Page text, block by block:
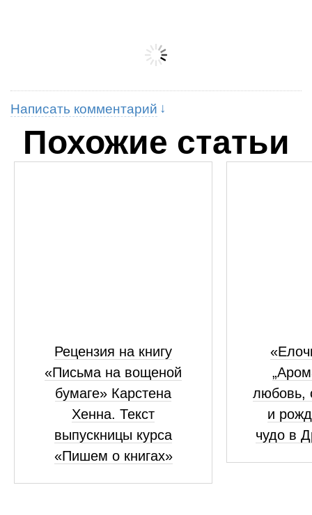
Написать комментарий
Похожие статьи
Рецензия на книгу
«Письма на вощеной
бумаге» Карстена
Хенна. Текст
выпускницы курса
«Пишем о книгах»
любовь,
и
чудо в